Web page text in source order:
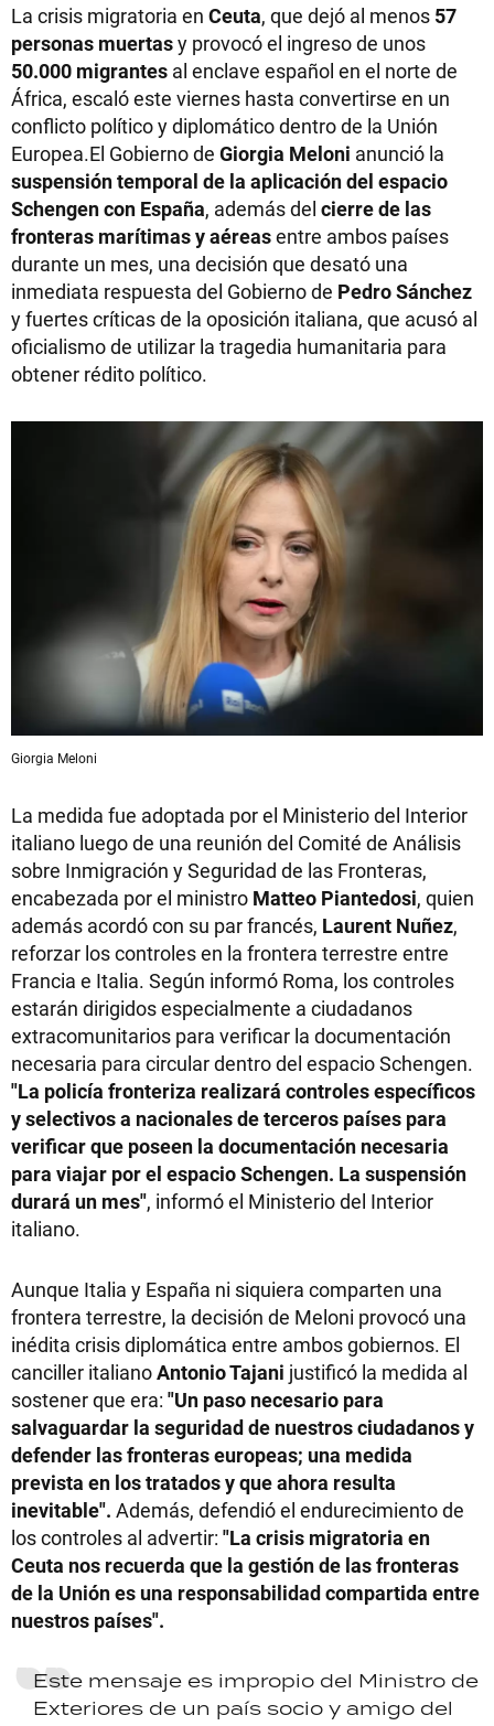
La crisis migratoria en Ceuta, que dejó al menos 57
personas muertasy provocó el ingreso de unos
50.000 migrantes al enclave español en el norte de
África, escaló este viernes hasta convertirse en un
conflicto político y diplomático dentro de la Unión
Europea.El Gobierno de Giorgia Meloni anunció la
suspensión temporal de la aplicación del espacio
Schengen con España, además del cierre de las
fronteras marítimas y aéreasentre ambos países
durante un mes, una decisión que desató una
inmediata respuesta del Gobierno de Pedro Sánchez
y fuertes críticas de la oposición italiana, que acusó al
oficialismo de utilizar la tragedia humanitaria para
obtener rédito político.
Giorgia Meloni
La medida fue adoptada por el Ministerio del Interior
italiano luego de una reunión del Comité de Análisis
sobre Inmigración y Seguridad de las Fronteras,
encabezada por el ministro Matteo Piantedosi, quien
además acordó con su par francés, Laurent Nuñez,
reforzar los controles en la frontera terrestre entre
Francia e Italia. Según informó Roma, los controles
estarán dirigidos especialmente a ciudadanos
extracomunitarios para verificar la documentación
necesaria para circular dentro del espacio Schengen.
"La policía fronteriza realizará controles específicos
y selectivos a nacionales de terceros países para
verificar que poseen la documentación necesaria
para viajar por el espacio Schengen. La suspensión
durará un mes", informó el Ministerio del Interior
italiano.
Aunque Italia y España ni siquiera comparten una
frontera terrestre, la decisión de Meloni provocó una
inédita crisis diplomática entre ambos gobiernos. El
canciller italianoAntonio Tajani justificó la medida al
sostener que era: "Un paso necesario para
salvaguardar la seguridad de nuestros ciudadanos y
defender las fronteras europeas; una medida
prevista en los tratados y que ahora resulta
inevitable". Además, defendió el endurecimiento de
los controles al advertir: "La crisis migratoria en
Ceuta nos recuerda que la gestión de las fronteras
de la Unión es una responsabilidad compartida entre
nuestros países".
Este mensaje es impropio del Ministro de
Exteriores de un país socio y amigo del